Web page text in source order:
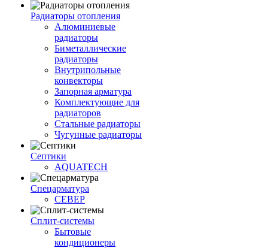
Радиаторы отопления
Алюминиевые
радиаторы
Биметаллические
радиаторы
Внутрипольные
конвекторы
Запорная арматура
Комплектующие для
радиаторов
Стальные радиаторы
Чугунные радиаторы
Септики
AQUATECH
Спецарматура
СЕВЕР
Сплит-системы
Бытовые
кондиционеры